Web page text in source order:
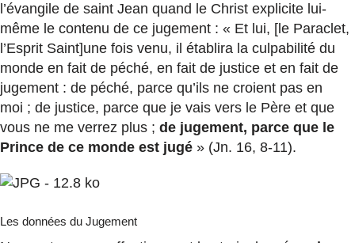
l’évangile de saint Jean quand le Christ explicite lui-
même le contenu de ce jugement : « Et lui, [le Paraclet,
l’Esprit Saint]une fois venu, il établira la culpabilité du
monde en fait de péché, en fait de justice et en fait de
jugement : de péché, parce qu’ils ne croient pas en
moi ; de justice, parce que je vais vers le Père et que
vous ne me verrez plus ; de jugement, parce que le
Prince de ce monde est jugé » (Jn. 16, 8-11).
Les données du Jugement